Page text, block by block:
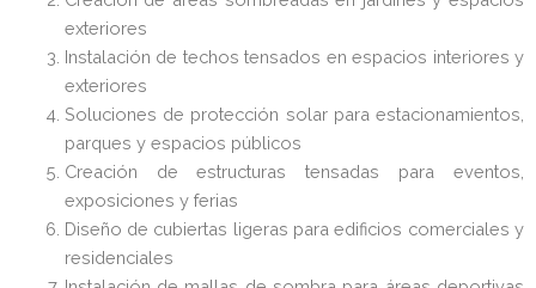
exteriores
Instalación de techos tensados en espacios interiores y
exteriores
Soluciones de protección solar para estacionamientos,
parques y espacios públicos
Creación de estructuras tensadas para eventos,
exposiciones y ferias
Diseño de cubiertas ligeras para edificios comerciales y
residenciales